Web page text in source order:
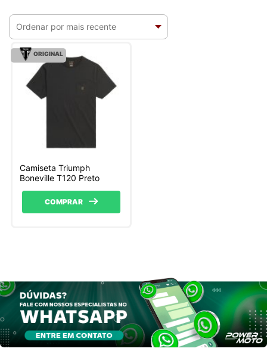
ORIGINAL
Camiseta Triumph
Boneville T120 Preto
COMPRAR